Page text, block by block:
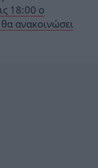
18:00 ο
ανακοινώσει